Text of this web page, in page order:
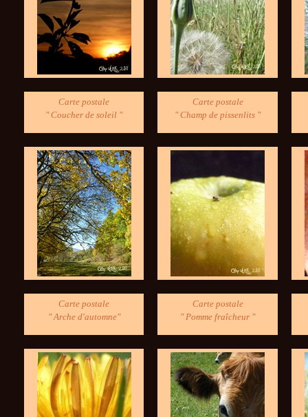
Carte postale
" Coucher de soleil "
Carte postale
" Champ de pissenlits "
Carte postale
" Arche d'automne"
Carte postale
" Pomme fraîcheur "